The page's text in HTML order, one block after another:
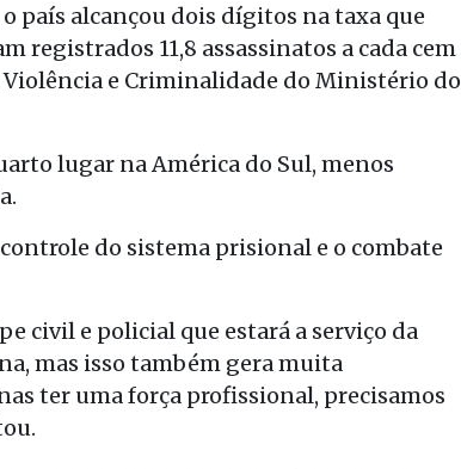
país alcançou dois dígitos na taxa que
registrados 11,8 assassinatos a cada cem
e Criminalidade do Ministério do
lugar na América do Sul, menos
do sistema prisional e o combate
civil e policial que estará a serviço da
mas isso também gera muita
ter uma força profissional, precisamos